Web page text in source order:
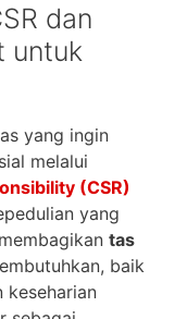
dan
untuk
yang ingin
melalui
(CSR)
yang
tas
baik
keseharian